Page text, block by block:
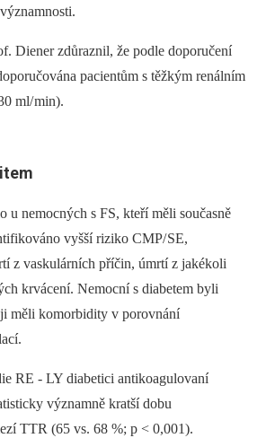
Diener zdůraznil, že podle doporučení
pacientům s těžkým renálním
ml/ min).
u nemocných s FS, kteří měli současně
vyšší riziko CMP/ SE,
z vaskulárních příčin, úmrtí z jakékoli
krvácení. Nemocní s diabetem byli
měli komorbidity v porovnání
RE ‑⁠ LY diabetici antikoagulovaní
významně kratší dobu
TTR (65 vs. 68 %; p < 0,001).